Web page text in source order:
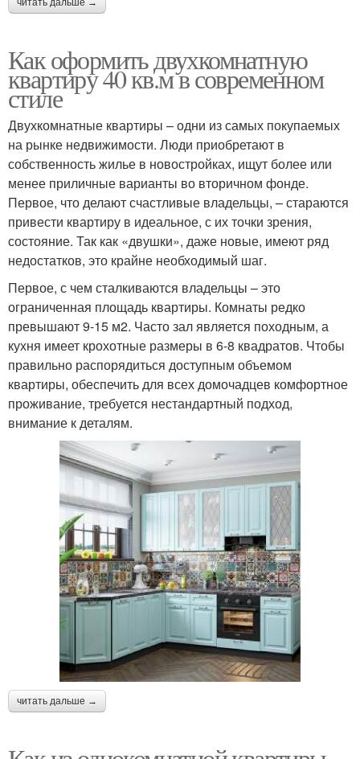
читать дальше →
Как оформить двухкомнатную
квартиру 40 кв.м в современном
стиле
Двухкомнатные квартиры – одни из самых покупаемых
на рынке недвижимости. Люди приобретают в
собственность жилье в новостройках, ищут более или
менее приличные варианты во вторичном фонде.
Первое, что делают счастливые владельцы, – стараются
привести квартиру в идеальное, с их точки зрения,
состояние. Так как «двушки», даже новые, имеют ряд
недостатков, это крайне необходимый шаг.
Первое, с чем сталкиваются владельцы – это
ограниченная площадь квартиры. Комнаты редко
превышают 9-15 м2. Часто зал является походным, а
кухня имеет крохотные размеры в 6-8 квадратов. Чтобы
правильно распорядиться доступным объемом
квартиры, обеспечить для всех домочадцев комфортное
проживание, требуется нестандартный подход,
внимание к деталям.
читать дальше →